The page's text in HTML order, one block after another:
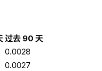
过去 90 天
0.0028
0.0027